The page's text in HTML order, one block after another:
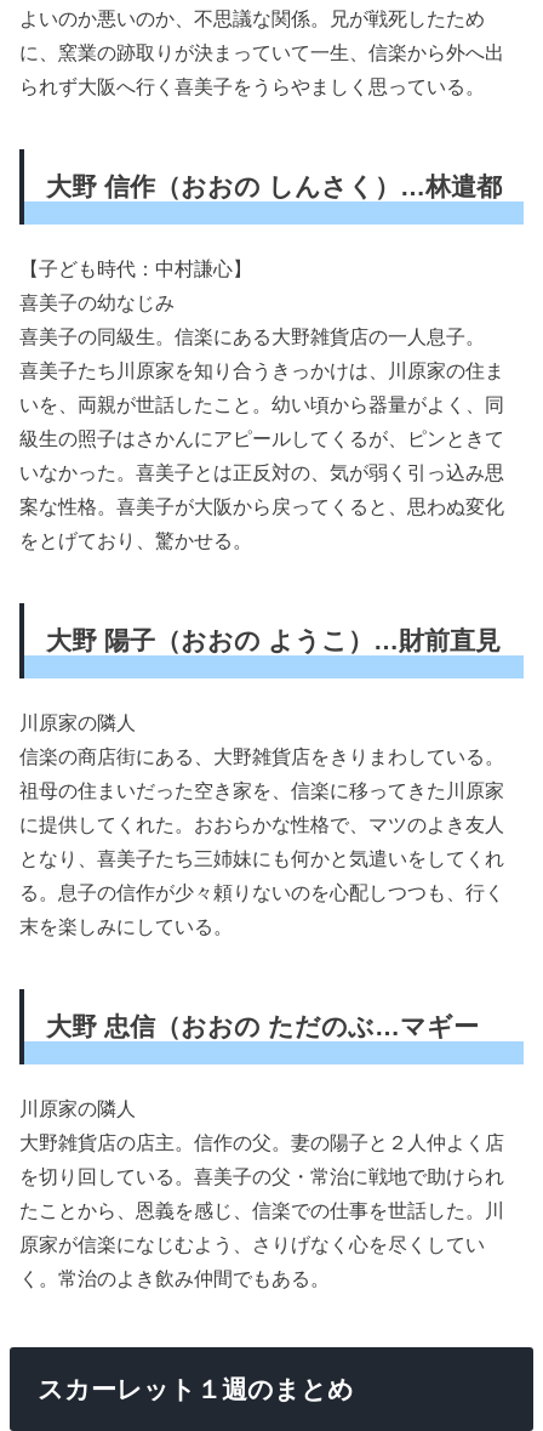
よいのか悪いのか、不思議な関係。兄が戦死したため
に、窯業の跡取りが決まっていて一生、信楽から外へ出
られず大阪へ行く喜美子をうらやましく思っている。
大野 信作（おおの しんさく）…林遣都
【子ども時代：中村謙心】
喜美子の幼なじみ
喜美子の同級生。信楽にある大野雑貨店の一人息子。
喜美子たち川原家を知り合うきっかけは、川原家の住ま
いを、両親が世話したこと。幼い頃から器量がよく、同
級生の照子はさかんにアピールしてくるが、ピンときて
いなかった。喜美子とは正反対の、気が弱く引っ込み思
案な性格。喜美子が大阪から戻ってくると、思わぬ変化
をとげており、驚かせる。
大野 陽子（おおの ようこ）…財前直見
川原家の隣人
信楽の商店街にある、大野雑貨店をきりまわしている。
祖母の住まいだった空き家を、信楽に移ってきた川原家
に提供してくれた。おおらかな性格で、マツのよき友人
となり、喜美子たち三姉妹にも何かと気遣いをしてくれ
る。息子の信作が少々頼りないのを心配しつつも、行く
末を楽しみにしている。
大野 忠信（おおの ただのぶ…マギー
川原家の隣人
大野雑貨店の店主。信作の父。妻の陽子と２人仲よく店
を切り回している。喜美子の父・常治に戦地で助けられ
たことから、恩義を感じ、信楽での仕事を世話した。川
原家が信楽になじむよう、さりげなく心を尽くしてい
く。常治のよき飲み仲間でもある。
スカーレット１週のまとめ